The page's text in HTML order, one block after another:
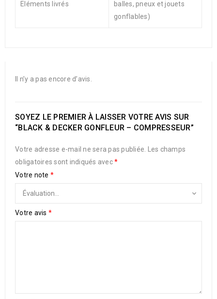
Eléments livrés
balles, pneux et jouets
gonflables)
Il n’y a pas encore d’avis.
SOYEZ LE PREMIER À LAISSER VOTRE AVIS SUR
“BLACK & DECKER GONFLEUR – COMPRESSEUR”
Votre adresse e-mail ne sera pas publiée.
Les champs
obligatoires sont indiqués avec*
Votre note *
Votre avis *